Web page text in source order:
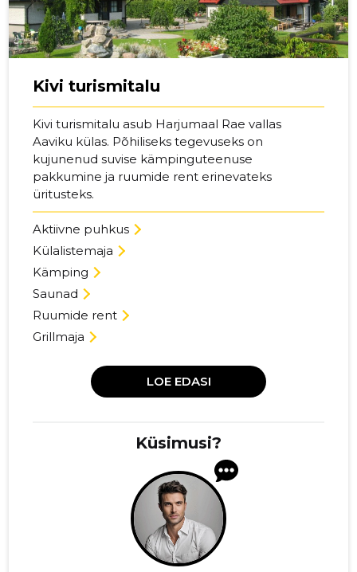
Kivi turismitalu
Kivi turismitalu asub Harjumaal Rae vallas
Aaviku külas. Põhiliseks tegevuseks on
kujunenud suvise kämpinguteenuse
pakkumine ja ruumide rent erinevateks
üritusteks.
Aktiivne puhkus
Külalistemaja
Kämping
Saunad
Ruumide rent
Grillmaja
LOE EDASI
Küsimusi?